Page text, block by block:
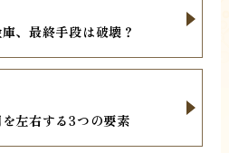
、最終手段は破壊？
左右する3つの要素